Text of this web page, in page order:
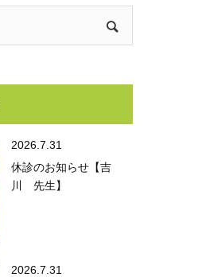
休診のお知らせ【吉
川 先生】
2026.7.31
2026.7.31